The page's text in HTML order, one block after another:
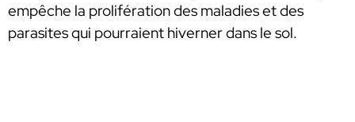
empêche la prolifération des maladies et des
parasites qui pourraient hiverner dans le sol.